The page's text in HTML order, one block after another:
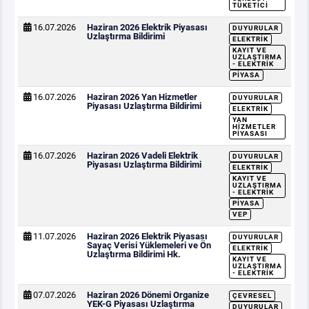
TÜKETICI
16.07.2026
Haziran 2026 Elektrik Piyasası
Uzlaştırma Bildirimi
DUYURULAR
ELEKTRIK
KAYIT VE
UZLAŞTIRMA
- ELEKTRIK
PIYASA
16.07.2026
Haziran 2026 Yan Hizmetler
Piyasası Uzlaştırma Bildirimi
DUYURULAR
ELEKTRIK
YAN
HIZMETLER
PIYASASI
16.07.2026
Haziran 2026 Vadeli Elektrik
Piyasası Uzlaştırma Bildirimi
DUYURULAR
ELEKTRIK
KAYIT VE
UZLAŞTIRMA
- ELEKTRIK
PIYASA
VEP
11.07.2026
Haziran 2026 Elektrik Piyasası
Sayaç Verisi Yüklemeleri ve Ön
Uzlaştırma Bildirimi Hk.
DUYURULAR
ELEKTRIK
KAYIT VE
UZLAŞTIRMA
- ELEKTRIK
07.07.2026
Haziran 2026 Dönemi Organize
YEK-G Piyasası Uzlaştırma
ÇEVRESEL
DUYURULAR